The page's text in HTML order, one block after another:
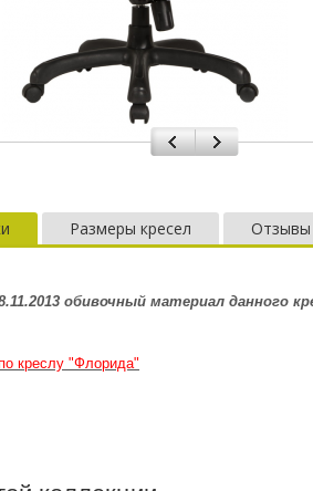
Размеры кресел Отзывы
обивочный материал данного
креслу "Флорида"